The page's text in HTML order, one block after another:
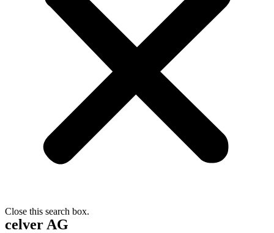
Close this search box.
celver AG